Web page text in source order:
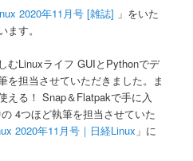
2020年11月号 [雑誌] 」をいた
す。
むLinuxライフ GUIとPythonでデ
を担当させていただきました。ま
える！ Snap＆Flatpakで手に入
4つほど執筆を担当させていた
2020年11月号｜日経Linux 」に